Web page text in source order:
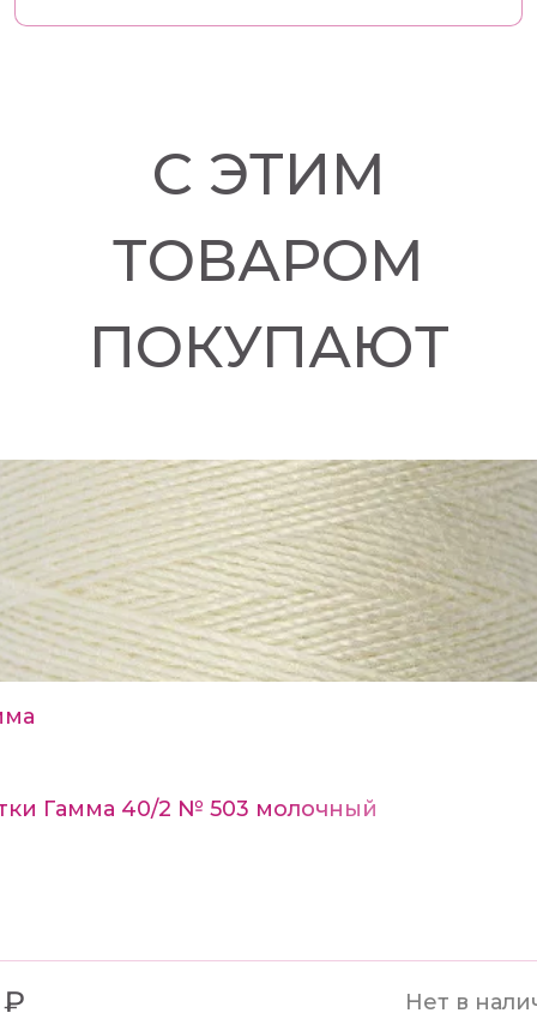
С ЭТИМ
ТОВАРОМ
ПОКУПАЮТ
Гамма 40/2 № 503 молочный
₽ Нет в